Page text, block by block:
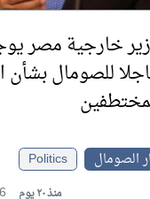
خارجية مصر
للصومال بشأن
الصومال
Politics
منذ ٢٠ يوم